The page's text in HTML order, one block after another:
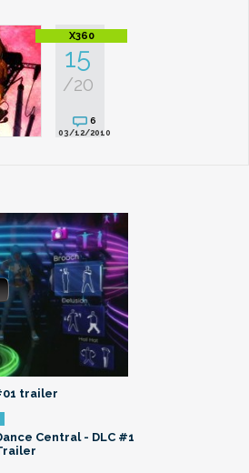
15
/20
6
03/12/2010
trailer
Central - DLC #1